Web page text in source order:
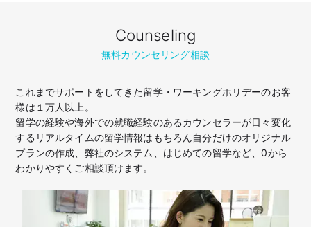
Counseling
無料カウンセリング相談
これまでサポートをしてきた留学・ワーキングホリデーのお客
様は１万人以上。
留学の経験や海外での就職経験のあるカウンセラーが日々変化
するリアルタイムの留学情報はもちろん自分だけのオリジナル
プランの作成、弊社のシステム、はじめての留学など、0から
わかりやすくご相談頂けます。